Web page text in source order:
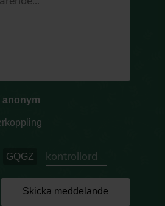
anonym
GQGZ
Skicka meddelande